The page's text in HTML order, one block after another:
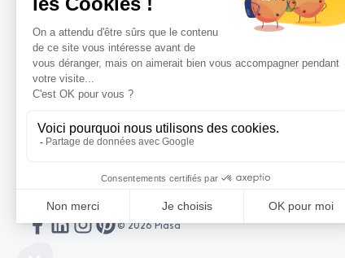
AIDE
Demande d’estimation
© 2026 Piasa